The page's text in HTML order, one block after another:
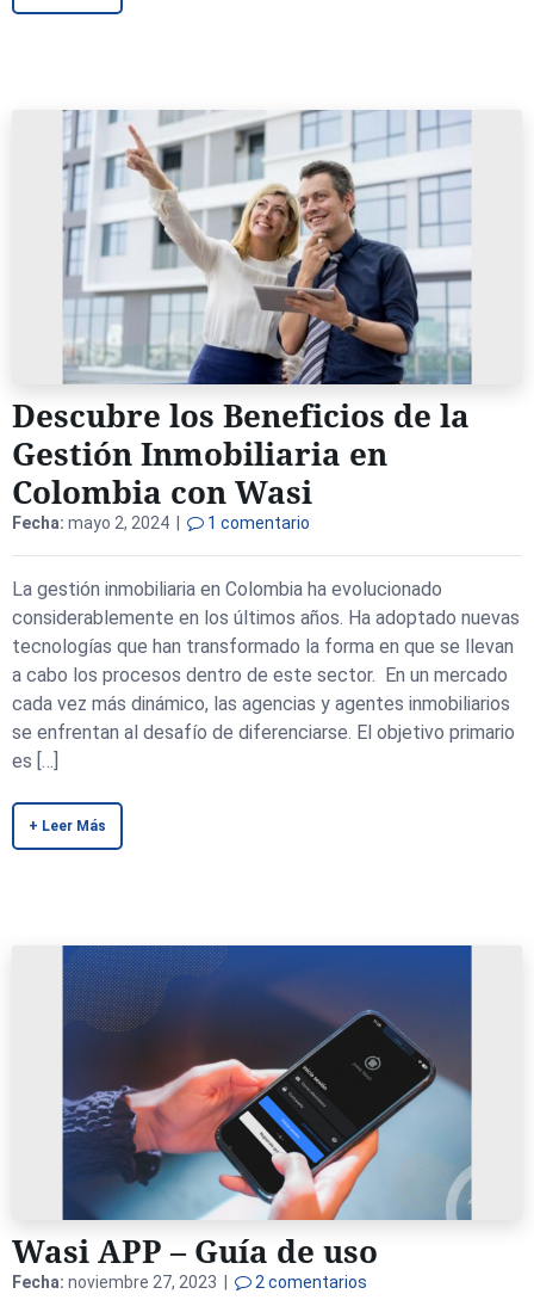
Descubre los Beneficios de la
Gestión Inmobiliaria en
Colombia con Wasi
Fecha: mayo 2, 2024 | 1 comentario
La gestión inmobiliaria en Colombia ha evolucionado
considerablemente en los últimos años. Ha adoptado nuevas
tecnologías que han transformado la forma en que se llevan
a cabo los procesos dentro de este sector. En un mercado
cada vez más dinámico, las agencias y agentes inmobiliarios
se enfrentan al desafío de diferenciarse. El objetivo primario
es […]
+ Leer Más
Wasi APP – Guía de uso
Fecha: noviembre 27, 2023 | 2 comentarios